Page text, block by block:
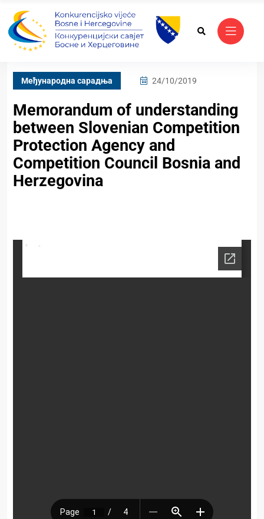
Mеђународна сарадња 24/10/2019
Memorandum of understanding
between Slovenian Competition
Protection Agency and
Competition Council Bosnia and
Herzegovina